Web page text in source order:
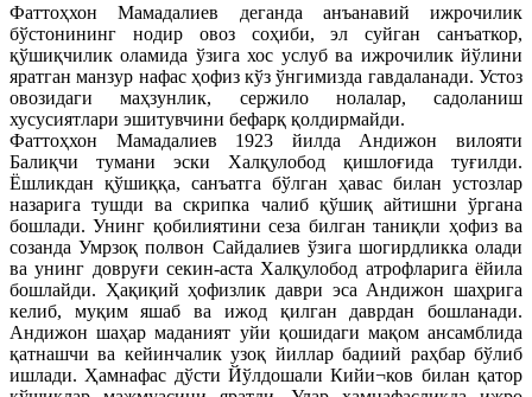
Фаттоҳхон Мамадалиев деганда анъанавий ижрочилик
бўстонининг нодир овоз соҳиби, эл суйган санъаткор,
қўшиқчилик оламида ўзига хос услуб ва ижрочилик йўлини
яратган манзур нафас ҳофиз кўз ўнгимизда гавдаланади. Устоз
овозидаги маҳзунлик, сержило нолалар, садоланиш
хусусиятлари эшитувчини бефарқ қолдирмайди.
Фаттоҳхон Мамадалиев 1923 йилда Андижон вилояти
Балиқчи тумани эски Халқулобод қишлоғида туғилди.
Ёшликдан қўшиққа, санъатга бўлган ҳавас билан устозлар
назарига тушди ва скрипка чалиб қўшиқ айтишни ўргана
бошлади. Унинг қобилиятини сеза билган таниқли ҳофиз ва
созанда Умрзоқ полвон Сайдалиев ўзига шогирдликка олади
ва унинг довруғи секин-аста Халқулобод атрофларига ёйила
бошлайди. Ҳақиқий ҳофизлик даври эса Андижон шаҳрига
келиб, муқим яшаб ва ижод қилган даврдан бошланади.
Андижон шаҳар маданият уйи қошидаги мақом ансамблида
қатнашчи ва кейинчалик узоқ йиллар бадиий раҳбар бўлиб
ишлади. Ҳамнафас дўсти Йўлдошали Кийи¬ков билан қатор